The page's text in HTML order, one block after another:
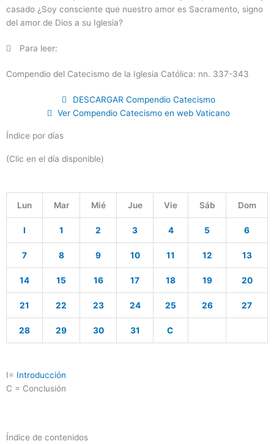
Índice por días
(Clic en el día disponible)
Lun Mar Mié Jue Vie Sáb Dom
I 1 2 3 4 5 6
7 8 9 10 11 12 13
14 15 16 17 18 19 20
21 22 23 24 25 26 27
28 29 30 31 C
I= Introducción
C = Conclusión
Índice de contenidos
casado ¿Soy consciente que nuestro amor es Sacramento, signo
del amor de Dios a su Iglesia?
Para leer:
Compendio del Catecismo de la Iglesia Católica: nn. 337-343
DESCARGAR Compendio Catecismo
Ver Compendio Catecismo en web Vaticano